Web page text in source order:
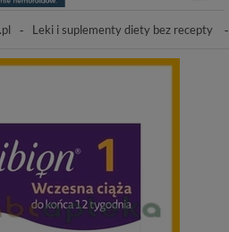
Leki i suplementy diety bez recepty